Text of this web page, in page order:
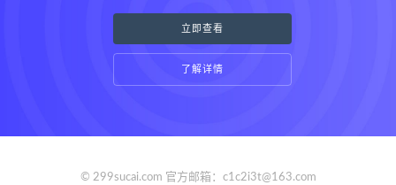
立即查看
了解详情
© 299sucai.com 官方邮箱：c1c2i3t@163.com